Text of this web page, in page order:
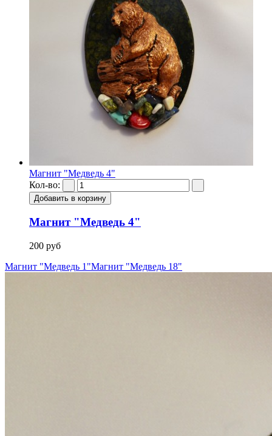
Магнит "Медведь 4"
Кол-во:
Магнит "Медведь 4"
200 руб
Магнит "Медведь 1"Магнит "Медведь 18"